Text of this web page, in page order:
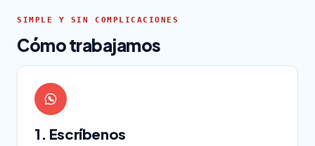
SIMPLE Y SIN COMPLICACIONES
Cómo trabajamos
1. Escríbenos